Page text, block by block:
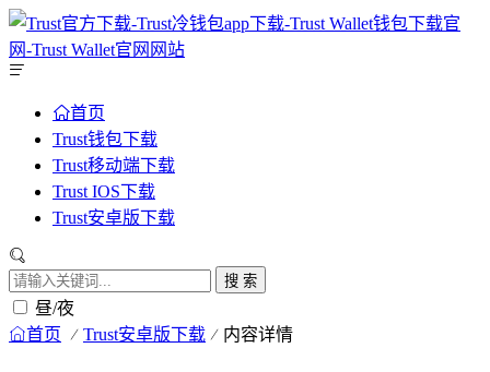
首页
Trust钱包下载
Trust移动端下载
Trust IOS下载
Trust安卓版下载
搜 索
昼/夜
首页 Trust安卓版下载 内容详情